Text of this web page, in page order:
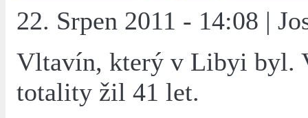
22. Srpen 2011 - 14:08 |
Vltavín, který v Libyi byl.
totality žil 41 let.